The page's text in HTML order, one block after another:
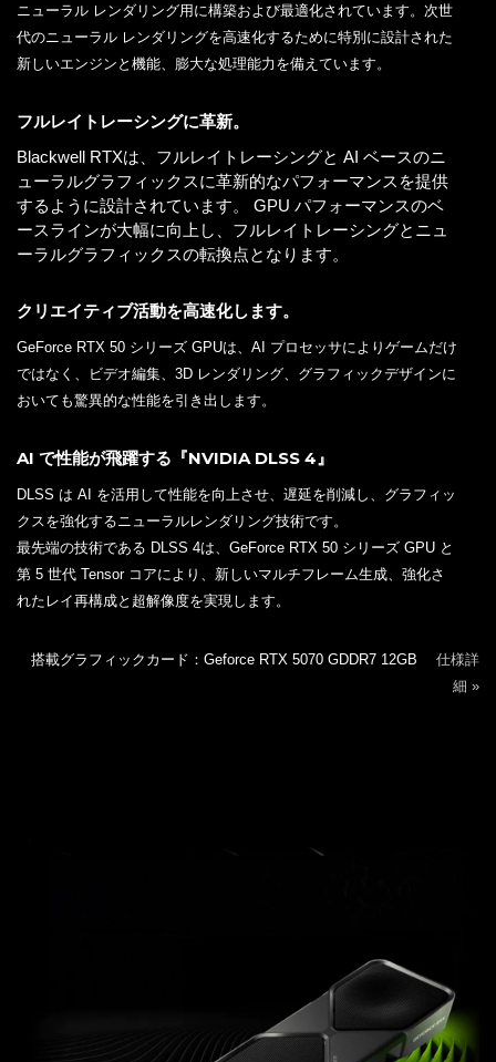
ニューラル レンダリング用に構築および最適化されています。次世
代のニューラル レンダリングを高速化するために特別に設計された
新しいエンジンと機能、膨大な処理能力を備えています。
フルレイトレーシングに革新。
Blackwell RTXは、フルレイトレーシングと AI ベースのニ
ューラルグラフィックスに革新的なパフォーマンスを提供
するように設計されています。 GPU パフォーマンスのベ
ースラインが大幅に向上し、フルレイトレーシングとニュ
ーラルグラフィックスの転換点となります。
クリエイティブ活動を高速化します。
GeForce RTX 50 シリーズ GPUは、AI プロセッサによりゲームだけ
ではなく、ビデオ編集、3D レンダリング、グラフィックデザインに
おいても驚異的な性能を引き出します。
AI で性能が飛躍する『NVIDIA DLSS 4』
DLSS は AI を活用して性能を向上させ、遅延を削減し、グラフィッ
クスを強化するニューラルレンダリング技術です。
最先端の技術である DLSS 4は、GeForce RTX 50 シリーズ GPU と
第 5 世代 Tensor コアにより、新しいマルチフレーム生成、強化さ
れたレイ再構成と超解像度を実現します。
搭載グラフィックカード：Geforce RTX 5070 GDDR7 12GB 仕様詳
細 »